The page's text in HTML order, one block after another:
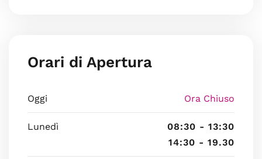
Orari di Apertura
Oggi Ora Chiuso
Lunedì
08:30 - 13:30
14:30 - 19.30